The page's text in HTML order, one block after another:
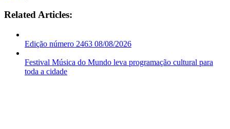
Related Articles:
Edição número 2463 08/08/2026
Festival Música do Mundo leva programação cultural para
toda a cidade